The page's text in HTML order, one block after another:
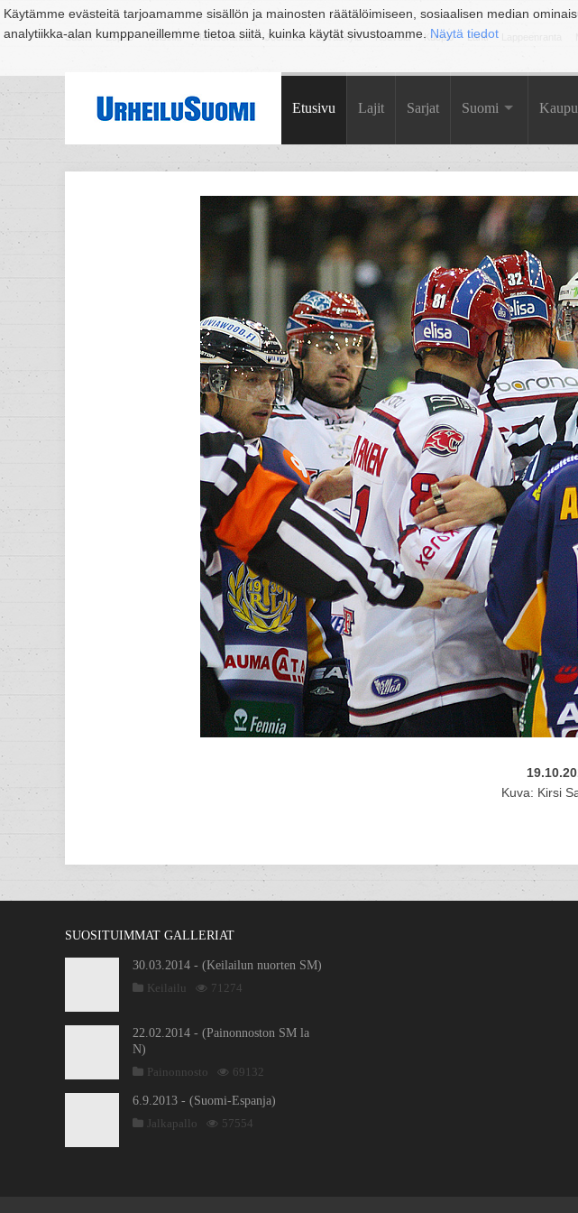
Käytämme evästeitä tarjoamamme sisällön ja mainosten räätälöimiseen, sosiaalisen median
analytiikka-alan kumppaneillemme tietoa siitä, kuinka käytät sivustoamme. Näytä tiedot
Suomi Espoo Helsinki Hämeenlinna Joensuu Jyväskylä Kouvola Kuopio Lahti
Etusivu Lajit Sarjat Suomi
Kuva: Kirsi
SUOSITUIMMAT GALLERIAT
30.03.2014 - (Keilailun nuorten SM)
Keilailu
71274
22.02.2014 - (Painonnoston SM la
N)
Painonnosto
69132
6.9.2013 - (Suomi-Espanja)
Jalkapallo
57554